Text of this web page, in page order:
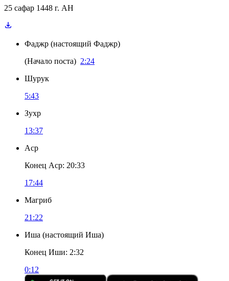
25 сафар 1448 г. AH
Фаджр (настоящий Фаджр)
(Начало поста) 2:24
Шурук
5:43
Зухр
13:37
Аср
Конец Аср: 20:33
17:44
Магриб
21:22
Иша (настоящий Иша)
Конец Иши: 2:32
0:12